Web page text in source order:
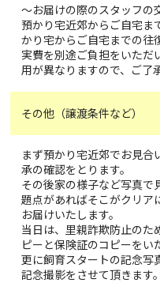
～お届けの際のスタッフの
預かり宅近郊からご自宅ま
かり宅からご自宅までの
実費を別途ご負担をいただ
用が異なりますので、ご了
その他（譲渡条件など）
まず預かり宅近郊でお見合
承の確認をとります。
その後家の様子など写真で
題点があればそこがクリア
お届けいたします。
当日は、里親詐欺防止のた
ピーと保険証のコピーをい
更に飼育スタートの記念写
記念撮影をさせて頂きます。